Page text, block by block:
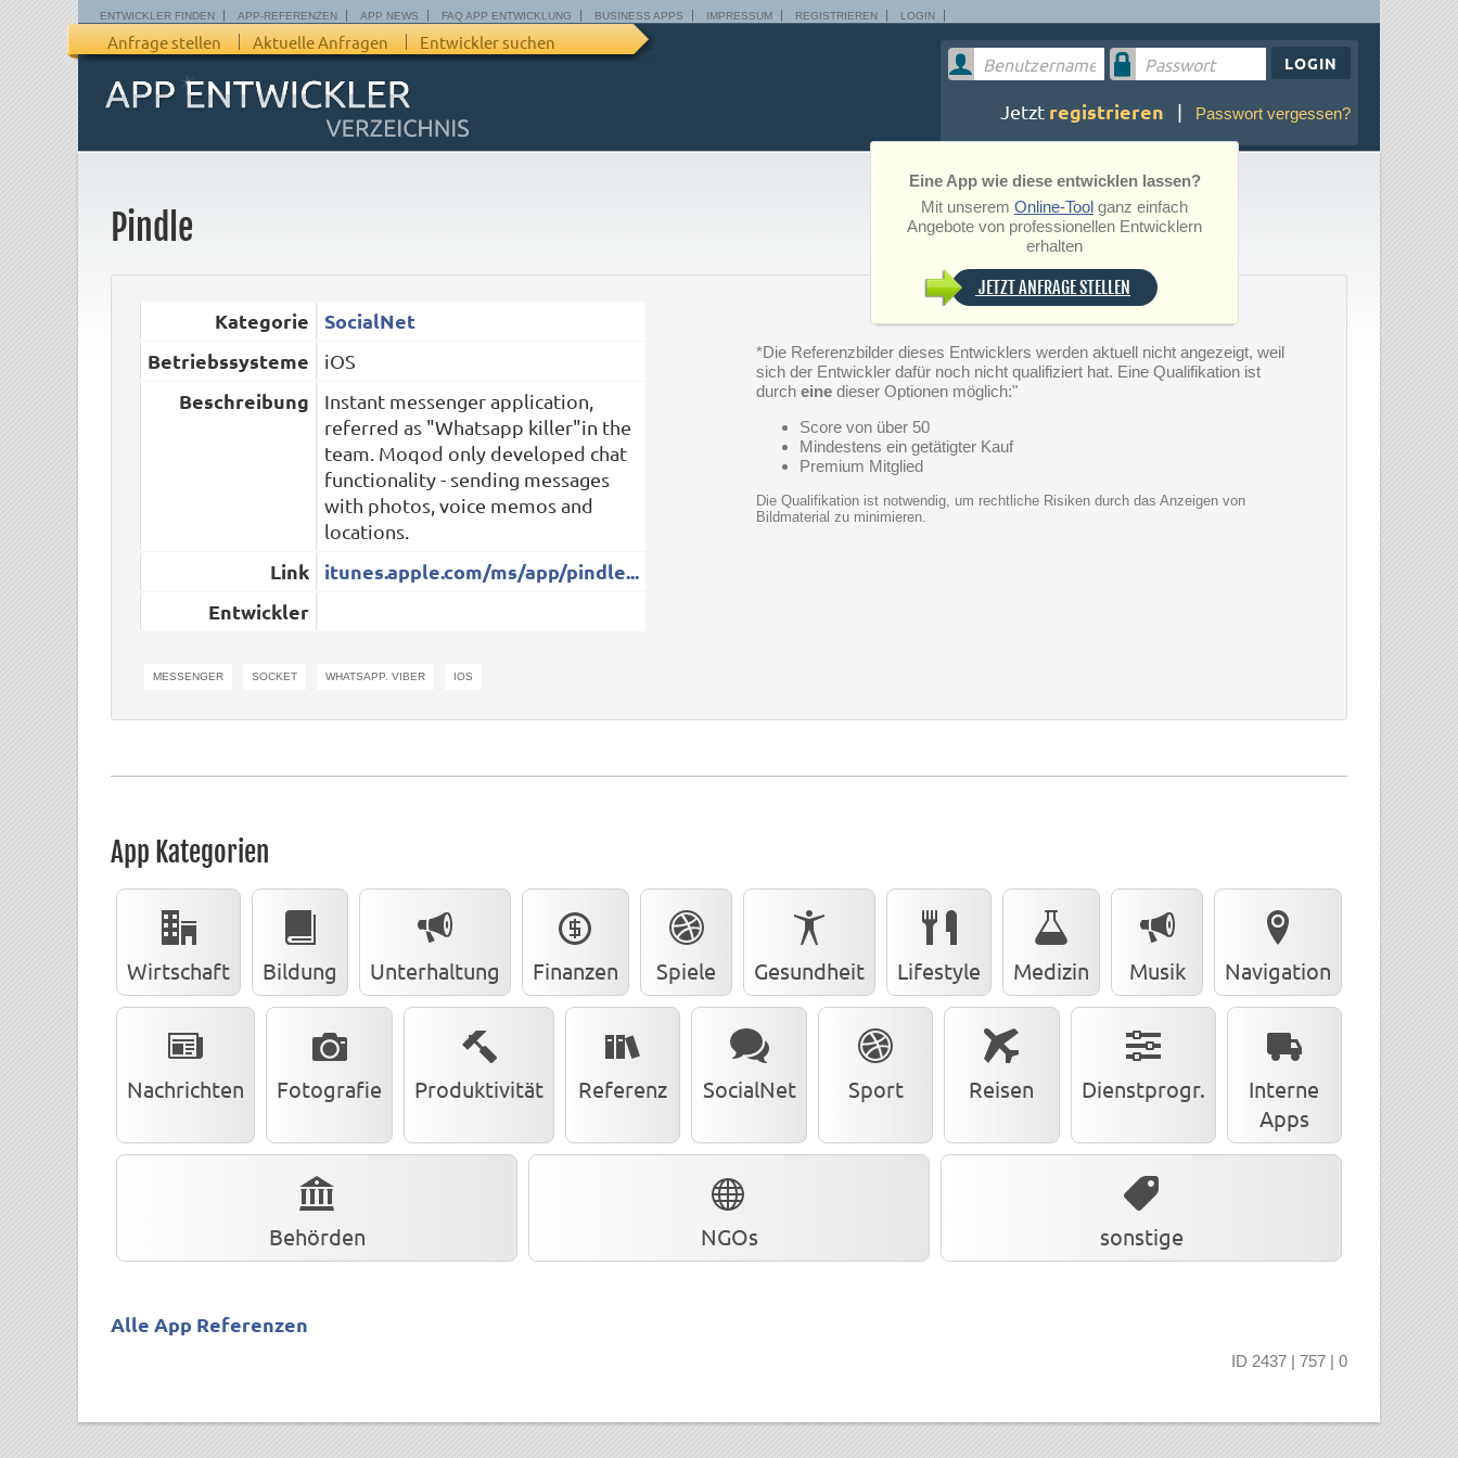
ENTWICKLER FINDEN APP-REFERENZEN APP NEWS FAQ APP ENTWICKLUNG BUSINESS APPS IMPRESSUM REGISTRIEREN LOGIN
Anfrage stellen Aktuelle Anfragen Entwickler suchen
LOGIN
Jetzt registrieren | Passwort vergessen?
Eine App wie diese entwicklen lassen?
Mit unserem Online-Tool ganz einfach
Angebote von professionellen Entwicklern
erhalten
JETZT ANFRAGE STELLEN
Pindle
Kategorie
SocialNet
Betriebssysteme
iOS
Beschreibung
Instant messenger application,
referred as "Whatsapp killer"in the
team. Moqod only developed chat
functionality - sending messages
with photos, voice memos and
locations.
Link
itunes.apple.com/ms/app/pindle...
Entwickler
MESSENGER SOCKET WHATSAPP. VIBER IOS
*Die Referenzbilder dieses Entwicklers werden aktuell nicht angezeigt, weil
sich der Entwickler dafür noch nicht qualifiziert hat. Eine Qualifikation ist
durch eine dieser Optionen möglich:"
Score von über 50
Mindestens ein getätigter Kauf
Premium Mitglied
Die Qualifikation ist notwendig, um rechtliche Risiken durch das Anzeigen von
Bildmaterial zu minimieren.
App Kategorien
Wirtschaft Bildung Unterhaltung Finanzen Spiele Gesundheit Lifestyle Medizin Musik Navigation
Nachrichten Fotografie Produktivität Referenz SocialNet Sport Reisen Dienstprogr.
Interne
Apps
Behörden NGOs sonstige
Alle App Referenzen
ID 2437 | 757 | 0